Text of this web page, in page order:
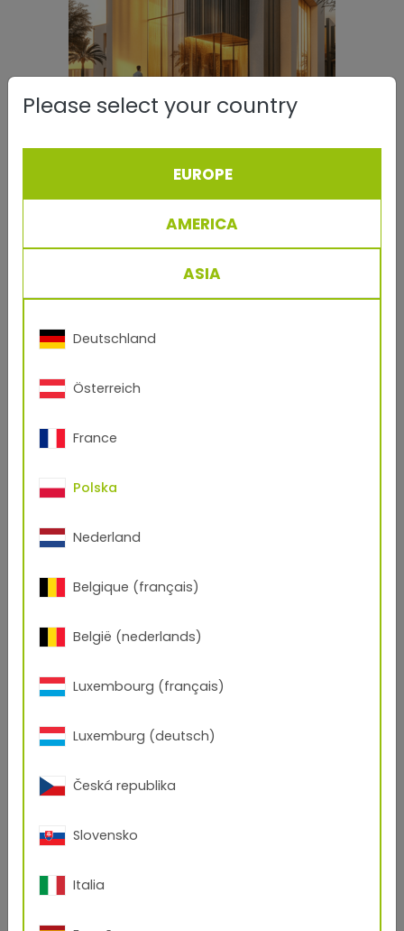
Please select your country
EUROPE
AMERICA
ASIA
Deutschland
Österreich
France
Polska
Nederland
Belgique (français)
België (nederlands)
Luxembourg (français)
Luxemburg (deutsch)
Česká republika
Slovensko
Italia